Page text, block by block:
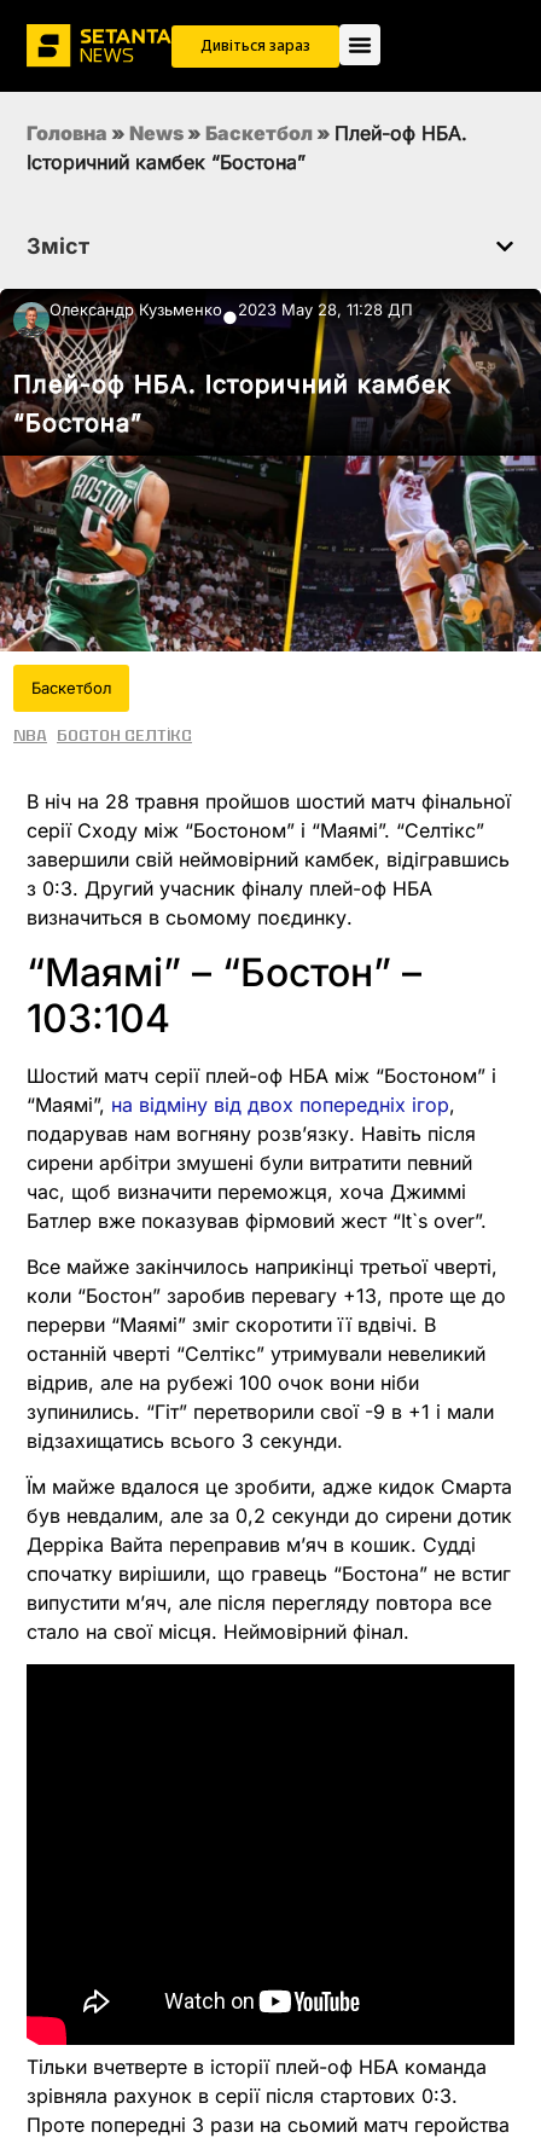
Дивіться зараз
Головна » News » Баскетбол » Плей-оф НБА.
Історичний камбек “Бостона”
Зміст
Олександр Кузьменко●2023 May 28, 11:28 ДП
Плей-оф НБА. Історичний камбек
“Бостона”
Баскетбол
NBA Бостон Селтікс
В ніч на 28 травня пройшов шостий матч фінальної
серії Сходу між “Бостоном” і “Маямі”. “Селтікс”
завершили свій неймовірний камбек, відігравшись
з 0:3. Другий учасник фіналу плей-оф НБА
визначиться в сьомому поєдинку.
“Маямі” – “Бостон” –
103:104
Шостий матч серії плей-оф НБА між “Бостоном” і
“Маямі”, на відміну від двох попередніх ігор,
подарував нам вогняну розв’язку. Навіть після
сирени арбітри змушені були витратити певний
час, щоб визначити переможця, хоча Джиммі
Батлер вже показував фірмовий жест “It`s over”.
Все майже закінчилось наприкінці третьої чверті,
коли “Бостон” заробив перевагу +13, проте ще до
перерви “Маямі” зміг скоротити її вдвічі. В
останній чверті “Селтікс” утримували невеликий
відрив, але на рубежі 100 очок вони ніби
зупинились. “Гіт” перетворили свої -9 в +1 і мали
відзахищатись всього 3 секунди.
Їм майже вдалося це зробити, адже кидок Смарта
був невдалим, але за 0,2 секунди до сирени дотик
Дерріка Вайта переправив м’яч в кошик. Судді
спочатку вирішили, що гравець “Бостона” не встиг
випустити м’яч, але після перегляду повтора все
стало на свої місця. Неймовірний фінал.
Тільки вчетверте в історії плей-оф НБА команда
зрівняла рахунок в серії після стартових 0:3.
Проте попередні 3 рази на сьомий матч геройства